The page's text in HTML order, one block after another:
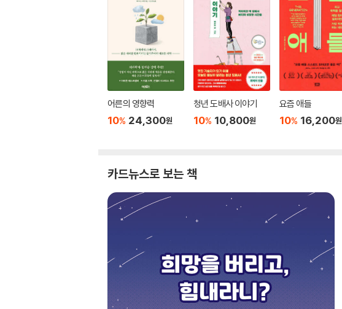
어른의 영향력
10% 24,300원
청년 도배사 이야기
10% 10,800원
요즘 애들
10% 16,200원
카드뉴스로 보는 책